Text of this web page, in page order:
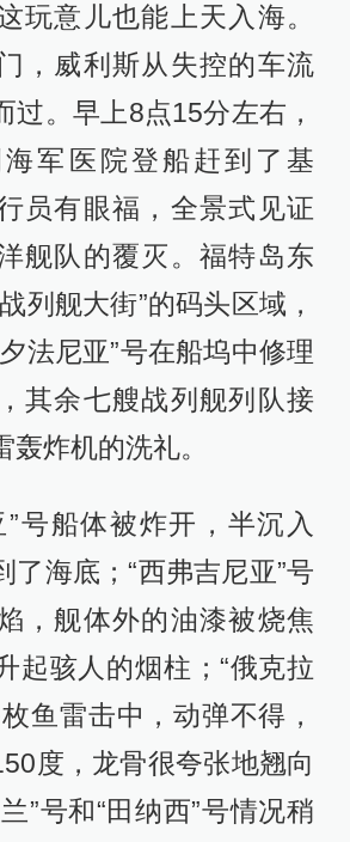
玩意儿也能上天入海。
，威利斯从失控的车流
过。早上8点15分左右，
军医院登船赶到了基
员有眼福，全景式见证
舰队的覆灭。福特岛东
列舰大街”的码头区域，
法尼亚”号在船坞中修理
其余七艘战列舰列队接
炸机的洗礼。
”号船体被炸开，半沉入
了海底；“西弗吉尼亚”号
，舰体外的油漆被烧焦
起骇人的烟柱；“俄克拉
鱼雷击中，动弹不得，
度，龙骨很夸张地翘向
”号和“田纳西”号情况稍